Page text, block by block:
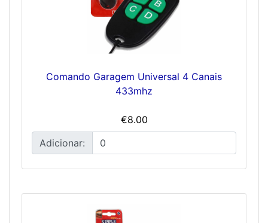
Comando Garagem Universal 4 Canais
433mhz
€8.00
Adicionar: